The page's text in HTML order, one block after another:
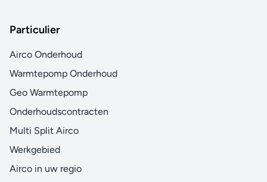
Particulier
Airco Onderhoud
Warmtepomp Onderhoud
Geo Warmtepomp
Onderhoudscontracten
Multi Split Airco
Werkgebied
Airco in uw regio